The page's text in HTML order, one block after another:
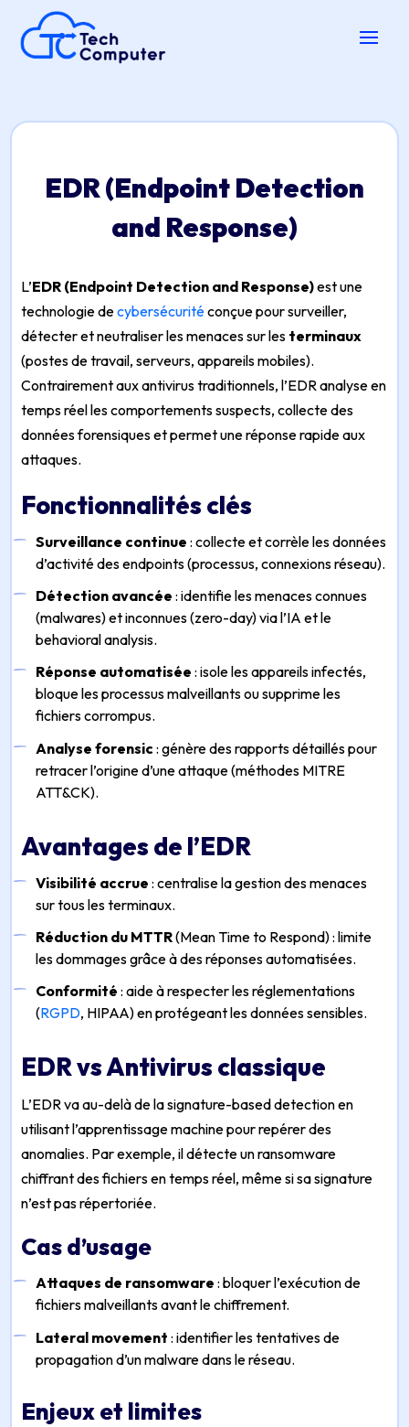
EDR (Endpoint Detection
and Response)
L’EDR (Endpoint Detection and Response)est une
technologie decybersécuritéconçue pour surveiller,
détecter et neutraliser les menaces sur les terminaux
(postes de travail, serveurs, appareils mobiles).
Contrairement aux antivirus traditionnels, l’EDR analyse en
temps réel les comportements suspects, collecte des
données forensiques et permet une réponse rapide aux
attaques.
Fonctionnalités clés
Surveillance continue : collecte et corrèle les données
d’activité des endpoints (processus, connexions réseau).
Détection avancée : identifie les menaces connues
(malwares) et inconnues (zero-day) via l’IA et le
behavioral analysis.
Réponse automatisée : isole les appareils infectés,
bloque les processus malveillants ou supprime les
fichiers corrompus.
Analyse forensic: génère des rapports détaillés pour
retracer l’origine d’une attaque (méthodes MITRE
ATT&CK).
Avantages de l’EDR
Visibilité accrue : centralise la gestion des menaces
sur tous les terminaux.
Réduction du MTTR(Mean Time to Respond) : limite
les dommages grâce à des réponses automatisées.
Conformité : aide à respecter les réglementations
(RGPD, HIPAA) en protégeant les données sensibles.
EDR vs Antivirus classique
L’EDR va au-delà de lasignature-based detectionen
utilisant l’apprentissage machine pour repérer des
anomalies. Par exemple, il détecte un ransomware
chiffrant des fichiers en temps réel, même si sa signature
n’est pas répertoriée.
Cas d’usage
Attaques de ransomware : bloquer l’exécution de
fichiers malveillants avant le chiffrement.
Lateral movement : identifier les tentatives de
propagation d’un malware dans le réseau.
Enjeux et limites